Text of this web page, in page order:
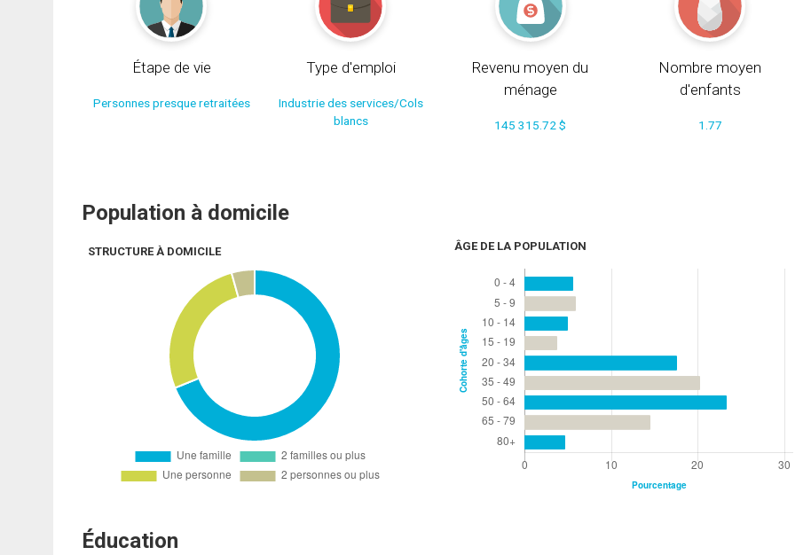
Étape de vie
Personnes presque retraitées
Type d'emploi
Industrie des services/Cols
blancs
Revenu moyen du
ménage
145 315.72 $
Nombre moyen
d'enfants
1.77
Population à domicile
STRUCTURE À DOMICILE ÂGE DE LA POPULATION
Éducation